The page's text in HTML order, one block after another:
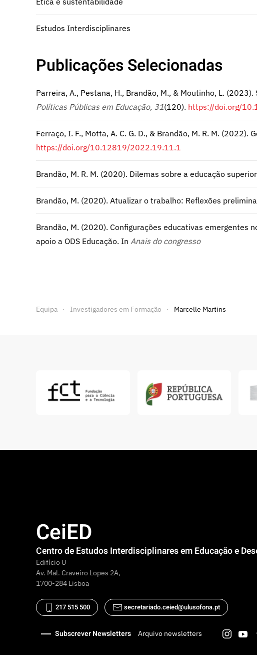
Estudos Interdisciplinares
Publicações Selecionadas
Parreira, A., Pestana, H., Brandão, M., & Moutinho, L.
Políticas Públicas em Educação, 31(120). https://doi.org/
Ferraço, I. F., Motta, A. C. G. D., & Brandão, M. R. M.
https://doi.org/10.12819/2022.19.11.1
Brandão, M. R. M. (2020). Dilemas sobre a educação
Brandão, M. (2020). Atualizar o trabalho: Reflexões
Brandão, M. (2020). Configurações educativas emergentes
apoio a ODS Educação. In Anais do congresso
Equipa Investigadores em Formação Marcelle Martins
CeiED
Centro de Estudos Interdisciplinares em Educação e
Edifício U
Av. Mal. Craveiro Lopes 2A,
1700-284 Lisboa
217 515 500 secretariado.ceied@ulusofona.pt
Subscrever Newsletters Arquivo newsletters